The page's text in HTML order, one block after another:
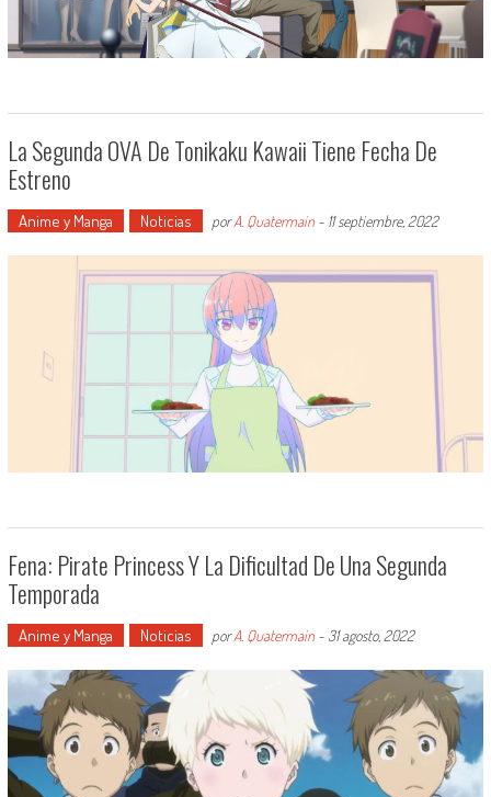
La Segunda OVA De Tonikaku Kawaii Tiene Fecha De
Estreno
Anime y Manga Noticias porA. Quatermain- 11 septiembre, 2022
Fena: Pirate Princess Y La Dificultad De Una Segunda
Temporada
Anime y Manga Noticias porA. Quatermain- 31 agosto, 2022